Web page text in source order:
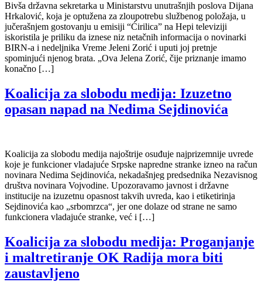
Bivša državna sekretarka u Ministarstvu unutrašnjih poslova Dijana
Hrkalović, koja je optužena za zloupotrebu službenog položaja, u
jučerašnjem gostovanju u emisiji “Ćirilica” na Hepi televiziji
iskoristila je priliku da iznese niz netačnih informacija o novinarki
BIRN-a i nedeljnika Vreme Jeleni Zorić i uputi joj pretnje
spominjući njenog brata. „Ova Jelena Zorić, čije priznanje imamo
konačno […]
Koalicija za slobodu medija: Izuzetno
opasan napad na Nedima Sejdinovića
Koalicija za slobodu medija najoštrije osuđuje najprizemnije uvrede
koje je funkcioner vladajuće Srpske napredne stranke izneo na račun
novinara Nedima Sejdinovića, nekadašnjeg predsednika Nezavisnog
društva novinara Vojvodine. Upozoravamo javnost i državne
institucije na izuzetnu opasnost takvih uvreda, kao i etiketirinja
Sejdinovića kao „srbomrzca“, jer one dolaze od strane ne samo
funkcionera vladajuće stranke, već i […]
Koalicija za slobodu medija: Proganjanje
i maltretiranje OK Radija mora biti
zaustavljeno